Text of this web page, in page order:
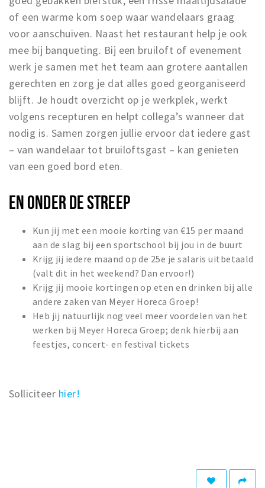
of een warme kom soep waar wandelaars graag
voor aanschuiven. Naast het restaurant help je ook
mee bij banqueting. Bij een bruiloft of evenement
werk je samen met het team aan grotere aantallen
gerechten en zorg je dat alles goed georganiseerd
blijft. Je houdt overzicht op je werkplek, werkt
volgens recepturen en helpt collega’s wanneer dat
nodig is. Samen zorgen jullie ervoor dat iedere gast
– van wandelaar tot bruiloftsgast – kan genieten
van een goed bord eten.
EN ONDER DE STREEP
Kun jij met een mooie korting van €15 per maand
aan de slag bij een sportschool bij jou in de buurt
Krijg jij iedere maand op de 25e je salaris uitbetaald
(valt dit in het weekend? Dan ervoor!)
Krijg jij mooie kortingen op eten en drinken bij alle
andere zaken van Meyer Horeca Groep!
Heb jij natuurlijk nog veel meer voordelen van het
werken bij Meyer Horeca Groep; denk hierbij aan
feestjes, concert- en festival tickets
Solliciteer hier!